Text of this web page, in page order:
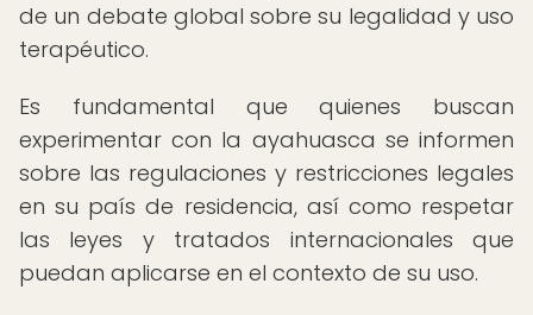
de un debate global sobre su legalidad y uso
terapéutico.
Es fundamental que quienes buscan
experimentar con la ayahuasca se informen
sobre las regulaciones y restricciones legales
en su país de residencia, así como respetar
las leyes y tratados internacionales que
puedan aplicarse en el contexto de su uso.